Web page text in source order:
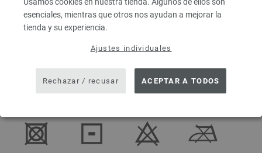
esenciales, mientras que otros nos ayudan a mejorar la
tienda y su experiencia.
Ajustes individuales
Rechazar / recusar ACEPTAR A TODOS